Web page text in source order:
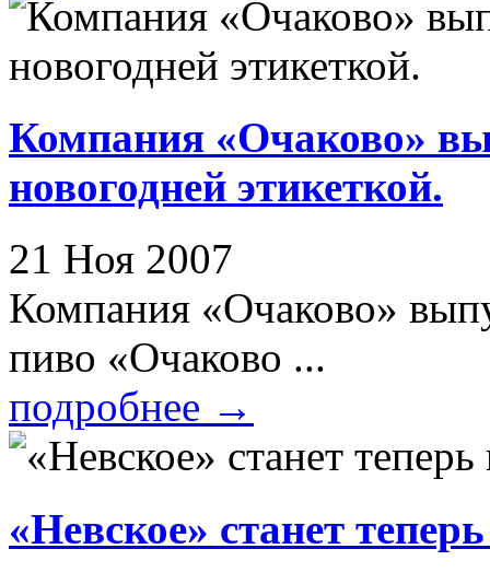
Компания «Очаково»
новогодней этикеткой.
21 Ноя 2007
Компания «Очаково»
пиво «Очаково ...
подробнее →
«Невское» станет